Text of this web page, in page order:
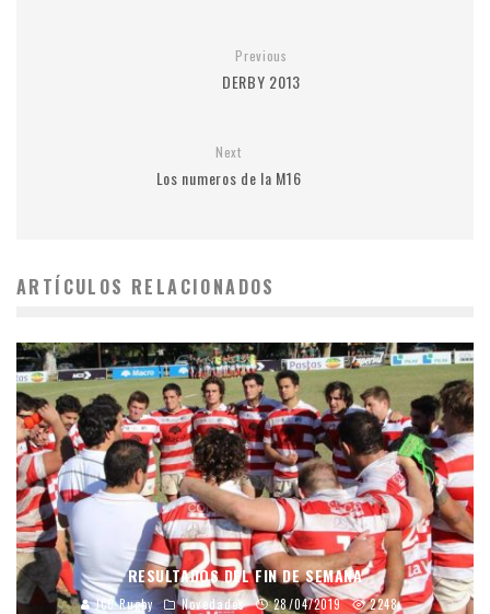
Previous
DERBY 2013
Next
Los numeros de la M16
ARTÍCULOS RELACIONADOS
RESULTADOS DEL FIN DE SEMANA
JCC Rugby Novedades 28/04/2019 2248